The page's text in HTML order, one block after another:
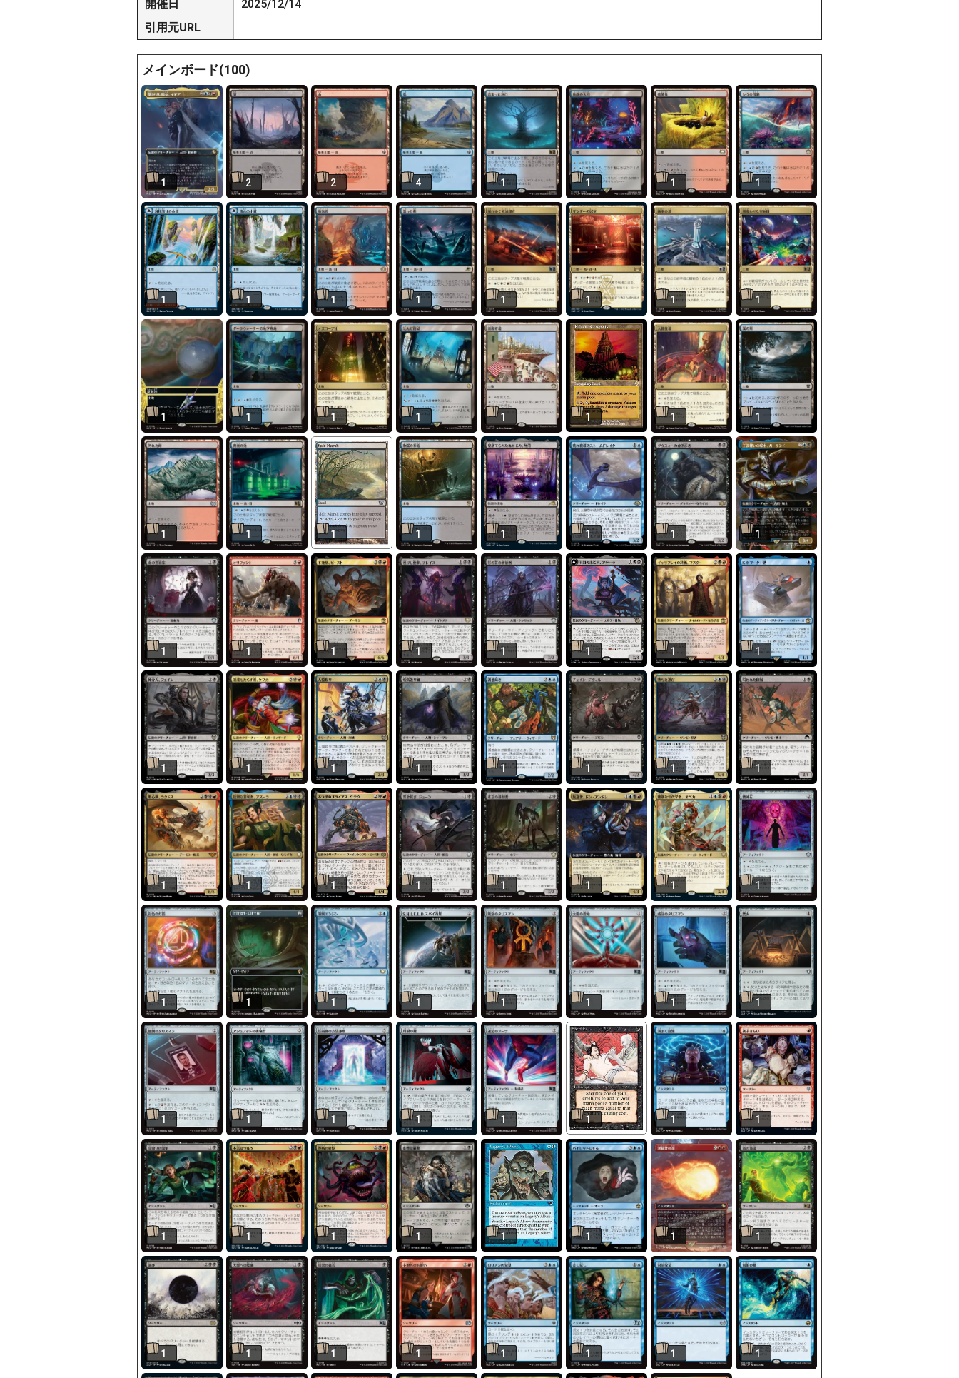
開催日
2025/12/14
引用元URL
メインボード(100)
1 2 2 4 1 1 1 1
1 1 1 1 1 1 1 1
1 1 1 1 1 1 1 1
1 1 1 1 1 1 1 1
1 1 1 1 1 1 1 1
1 1 1 1 1 1 1 1
1 1 1 1 1 1 1 1
1 1 1 1 1 1 1 1
1 1 1 1 1 1 1 1
1 1 1 1 1 1 1 1
1 1 1 1 1 1 1 1